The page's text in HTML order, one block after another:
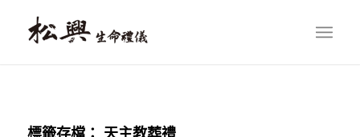
標籤存檔： 天主教葬禮